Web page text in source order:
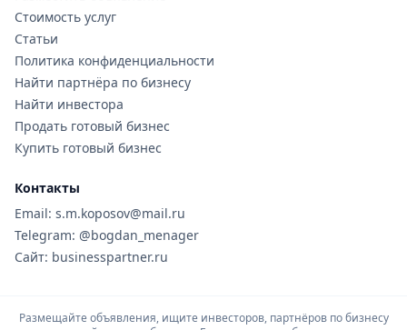
Стоимость услуг
Статьи
Политика конфиденциальности
Найти партнёра по бизнесу
Найти инвестора
Продать готовый бизнес
Купить готовый бизнес
Контакты
Email: s.m.koposov@mail.ru
Telegram: @bogdan_menager
Сайт: businesspartner.ru
Размещайте объявления, ищите инвесторов, партнёров по бизнесу